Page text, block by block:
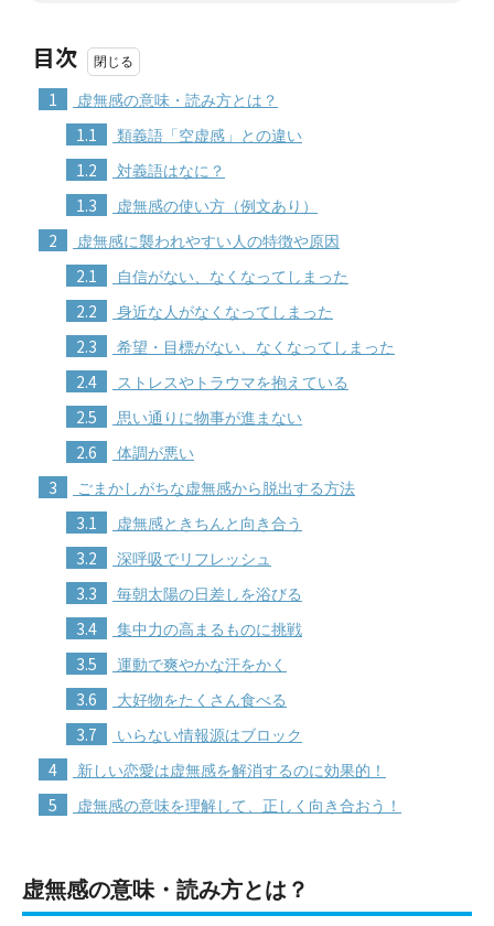
目次
1 虚無感の意味・読み方とは？
1.1 類義語「空虚感」との違い
1.2 対義語はなに？
1.3 虚無感の使い方（例文あり）
2 虚無感に襲われやすい人の特徴や原因
2.1 自信がない、なくなってしまった
2.2 身近な人がなくなってしまった
2.3 希望・目標がない、なくなってしまった
2.4 ストレスやトラウマを抱えている
2.5 思い通りに物事が進まない
2.6 体調が悪い
3 ごまかしがちな虚無感から脱出する方法
3.1 虚無感ときちんと向き合う
3.2 深呼吸でリフレッシュ
3.3 毎朝太陽の日差しを浴びる
3.4 集中力の高まるものに挑戦
3.5 運動で爽やかな汗をかく
3.6 大好物をたくさん食べる
3.7 いらない情報源はブロック
4 新しい恋愛は虚無感を解消するのに効果的！
5 虚無感の意味を理解して、正しく向き合おう！
虚無感の意味・読み方とは？